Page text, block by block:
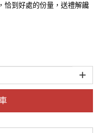
恰到好處的份量，送禮解饞
+